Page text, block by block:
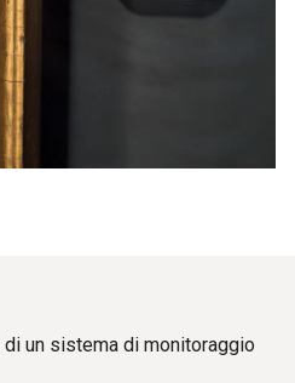
un sistema di monitoraggio